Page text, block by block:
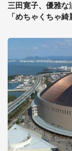
三田寛子、優雅な
「めちゃくちゃ